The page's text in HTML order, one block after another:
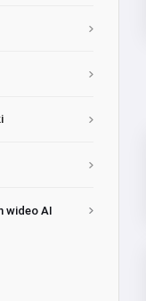
wideo AI